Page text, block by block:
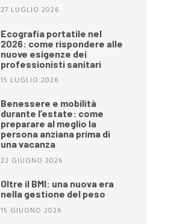
27 LUGLIO 2026
Ecografia portatile nel
2026: come rispondere alle
nuove esigenze dei
professionisti sanitari
15 LUGLIO 2026
Benessere e mobilità
durante l’estate: come
preparare al meglio la
persona anziana prima di
una vacanza
22 GIUGNO 2026
Oltre il BMI: una nuova era
nella gestione del peso
15 GIUGNO 2026